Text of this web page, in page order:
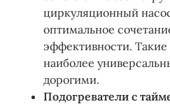
циркуляционный
оптимальное
эффективности. Такие
наиболее
дорогими.
Подогреватели с